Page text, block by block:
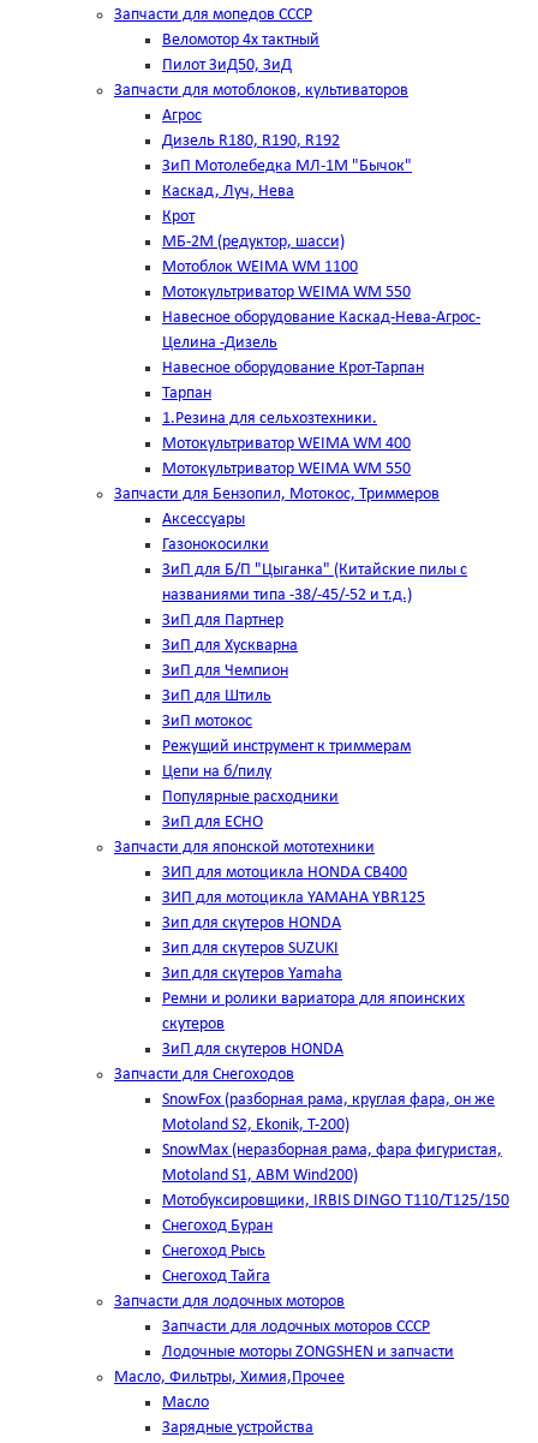
Запчасти для мопедов СССР
Веломотор 4х тактный
Пилот ЗиД50, ЗиД
Запчасти для мотоблоков, культиваторов
Агрос
Дизель R180, R190, R192
ЗиП Мотолебедка МЛ-1М "Бычок"
Каскад, Луч, Нева
Крот
МБ-2М (редуктор, шасси)
Мотоблок WEIMA WM 1100
Мотокультриватор WEIMA WM 550
Навесное оборудование Каскад-Нева-Агрос-
Целина -Дизель
Навесное оборудование Крот-Тарпан
Тарпан
1.Резина для сельхозтехники.
Мотокультриватор WEIMA WM 400
Мотокультриватор WEIMA WM 550
Запчасти для Бензопил, Мотокос, Триммеров
Аксессуары
Газонокосилки
ЗиП для Б/П "Цыганка" (Китайские пилы с
названиями типа -38/-45/-52 и т.д.)
ЗиП для Партнер
ЗиП для Хускварна
ЗиП для Чемпион
ЗиП для Штиль
ЗиП мотокос
Режущий инструмент к триммерам
Цепи на б/пилу
Популярные расходники
ЗиП для ЕСНО
Запчасти для японской мототехники
ЗИП для мотоцикла HONDA CB400
ЗИП для мотоцикла YAMAHA YBR125
Зип для скутеров HONDA
Зип для скутеров SUZUKI
Зип для скутеров Yamaha
Ремни и ролики вариатора для япоинских
скутеров
ЗиП для скутеров HONDA
Запчасти для Снегоходов
SnowFox (разборная рама, круглая фара, он же
Motoland S2, Ekonik, T-200)
SnowMax (неразборная рама, фара фигуристая,
Motoland S1, ABM Wind200)
Мотобуксировщики, IRBIS DINGO Т110/Т125/150
Снегоход Буран
Снегоход Рысь
Снегоход Тайга
Запчасти для лодочных моторов
Запчасти для лодочных моторов СССР
Лодочные моторы ZONGSHEN и запчасти
Масло, Фильтры, Химия,Прочее
Масло
Зарядные устройства